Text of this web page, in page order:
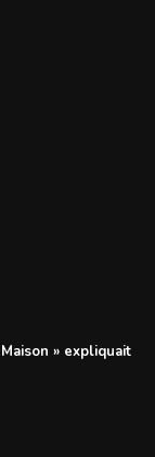
» expliquait